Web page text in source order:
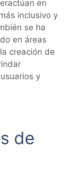
en
inclusivo y
se ha
en áreas
creación de
y
de